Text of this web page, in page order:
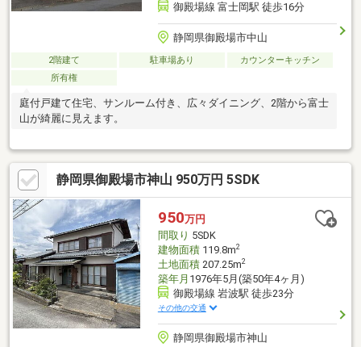
御殿場線 富士岡駅 徒歩16分
静岡県御殿場市中山
2階建て 駐車場あり
カウンターキッチン
所有権
庭付戸建て住宅、サンルーム付き、広々ダイニング、2階から富士
山が綺麗に見えます。
静岡県御殿場市神山 950万円 5SDK
950万円
間取り 5SDK
建物面積119.8m2
土地面積207.25m2
築年月 1976年5月(築50年4ヶ月)
御殿場線 岩波駅 徒歩23分
その他の交通
静岡県御殿場市神山